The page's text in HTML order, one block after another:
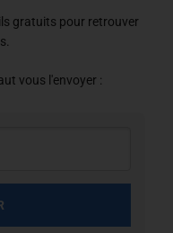
gratuits pour retrouver
vous l'envoyer :